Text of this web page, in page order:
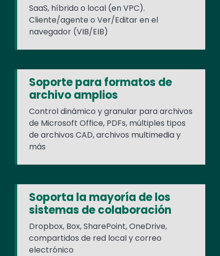
SaaS, híbrido o local (en VPC).
Cliente/agente o Ver/Editar en el
navegador (VIB/EIB)
Soporte para formatos de
archivo amplios
Control dinámico y granular para archivos
de Microsoft Office, PDFs, múltiples tipos
de archivos CAD, archivos multimedia y
más
Soporta la mayoría de los
sistemas de colaboración
Dropbox, Box, SharePoint, OneDrive,
compartidos de red local y correo
electrónico